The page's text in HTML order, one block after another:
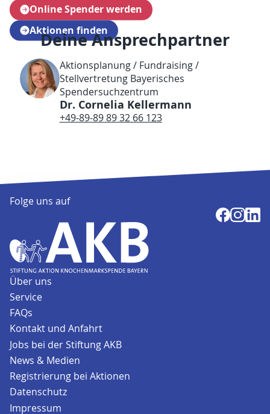
Online Spender werden
Aktionen finden
Deine Ansprechpartner
Aktionsplanung / Fundraising /
Stellvertretung Bayerisches
Spendersuchzentrum
Dr. Cornelia Kellermann
+49-89-89 89 32 66 123
Folge uns auf
Über uns
Service
FAQs
Kontakt und Anfahrt
Jobs bei der Stiftung AKB
News & Medien
Registrierung bei Aktionen
Datenschutz
Impressum